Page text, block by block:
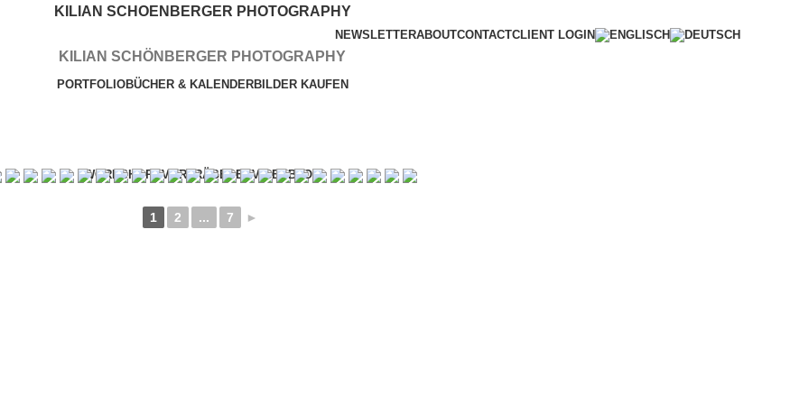
KILIAN SCHOENBERGER PHOTOGRAPHY
NEWSLETTERABOUTCONTACTCLIENT LOGIN
KILIAN SCHÖNBERGER PHOTOGRAPHY
PORTFOLIOBÜCHER & KALENDERBILDER KAUFEN
WORKSHOPSVORTRÄGESERVICESBLOG
1 2 ... 7 ►